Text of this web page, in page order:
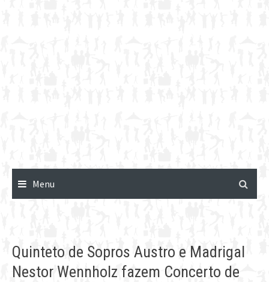
Menu
Quinteto de Sopros Austro e Madrigal
Nestor Wennholz fazem Concerto de